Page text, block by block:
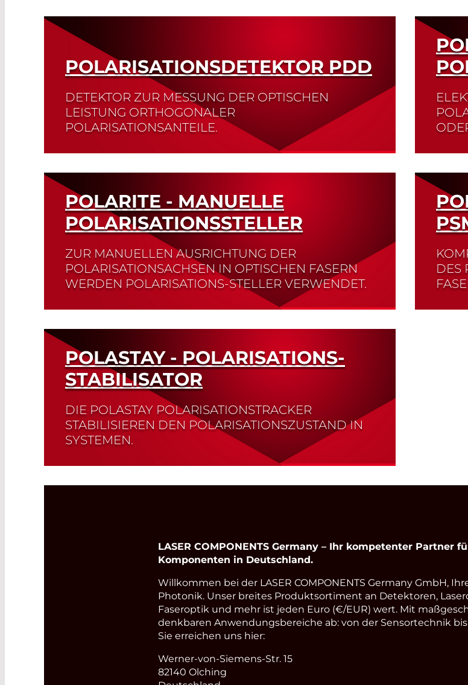
Read More
POLARISATIONSDETEKTOR PDD
DETEKTOR ZUR MESSUNG DER OPTISCHEN
LEISTUNG ORTHOGONALER
POLARISATIONSANTEILE.
Read More
POLARITE - MANUELLE
POLARISATIONSSTELLER
ZUR MANUELLEN AUSRICHTUNG DER
POLARISATIONSACHSEN IN OPTISCHEN FASERN
WERDEN POLARISATIONS-STELLER VERWENDET.
Read More
DES
POLASTAY - POLARISATIONS-
STABILISATOR
DIE POLASTAY POLARISATIONSTRACKER
STABILISIEREN DEN POLARISATIONSZUSTAND IN
SYSTEMEN.
Read More
LASER COMPONENTS Germany – Ihr kompetenter Partner
Komponenten in Deutschland.
Willkommen bei der LASER COMPONENTS Germany GmbH,
Photonik. Unser breites Produktsortiment an Detektoren,
Faseroptik und mehr ist jeden Euro (€/EUR) wert. Mit
denkbaren Anwendungsbereiche ab: von der Sensortechnik
Sie erreichen uns hier:
Werner-von-Siemens-Str. 15
82140 Olching